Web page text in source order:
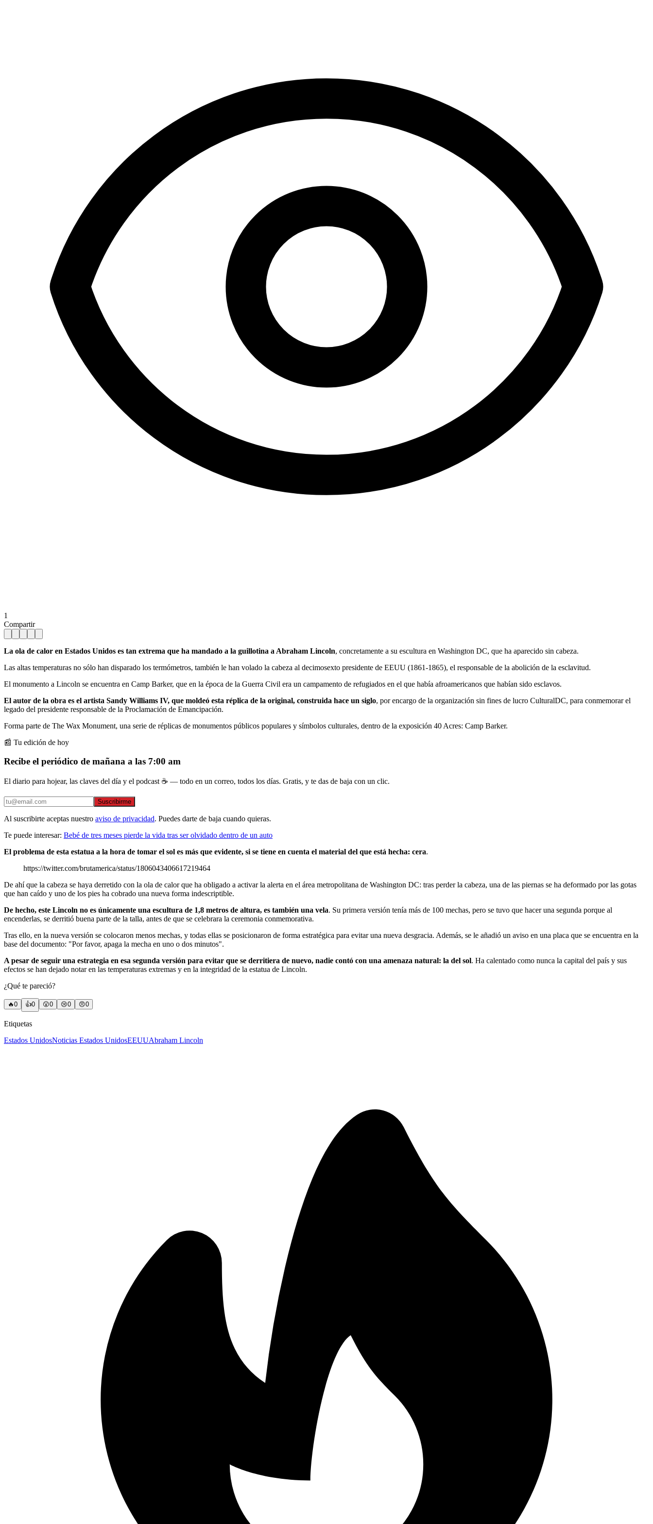
1
Compartir
La ola de calor en Estados Unidos es tan extrema que ha mandado a la guillotina a Abraham Lincoln, concretamente a su escultura en Washington DC, que ha aparecido sin cabeza.
Las altas temperaturas no sólo han disparado los termómetros, también le han volado la cabeza al decimosexto presidente de EEUU (1861-1865), el responsable de la abolición de la esclavitud.
El monumento a Lincoln se encuentra en Camp Barker, que en la época de la Guerra Civil era un campamento de refugiados en el que había afroamericanos que habían sido esclavos.
El autor de la obra es el artista Sandy Williams IV, que moldeó esta réplica de la original, construida hace un siglo, por encargo de la organización sin fines de lucro CulturalDC, para conmemorar el
legado del presidente responsable de la Proclamación de Emancipación.
Forma parte de The Wax Monument, una serie de réplicas de monumentos públicos populares y símbolos culturales, dentro de la exposición 40 Acres: Camp Barker.
📰 Tu edición de hoy
Recibe el periódico de mañana a las 7:00 am
El diario para hojear, las claves del día y el podcast ☕ — todo en un correo, todos los días. Gratis, y te das de baja con un clic.
Suscribirme
Al suscribirte aceptas nuestro aviso de privacidad. Puedes darte de baja cuando quieras.
Te puede interesar: Bebé de tres meses pierde la vida tras ser olvidado dentro de un auto
El problema de esta estatua a la hora de tomar el sol es más que evidente, si se tiene en cuenta el material del que está hecha: cera.
https://twitter.com/brutamerica/status/1806043406617219464
De ahí que la cabeza se haya derretido con la ola de calor que ha obligado a activar la alerta en el área metropolitana de Washington DC: tras perder la cabeza, una de las piernas se ha deformado por las gotas
que han caído y uno de los pies ha cobrado una nueva forma indescriptible.
De hecho, este Lincoln no es únicamente una escultura de 1,8 metros de altura, es también una vela. Su primera versión tenía más de 100 mechas, pero se tuvo que hacer una segunda porque al
encenderlas, se derritió buena parte de la talla, antes de que se celebrara la ceremonia conmemorativa.
Tras ello, en la nueva versión se colocaron menos mechas, y todas ellas se posicionaron de forma estratégica para evitar una nueva desgracia. Además, se le añadió un aviso en una placa que se encuentra en la
base del documento: "Por favor, apaga la mecha en uno o dos minutos".
A pesar de seguir una estrategia en esa segunda versión para evitar que se derritiera de nuevo, nadie contó con una amenaza natural: la del sol. Ha calentado como nunca la capital del país y sus
efectos se han dejado notar en las temperaturas extremas y en la integridad de la estatua de Lincoln.
¿Qué te pareció?
🔥0 👍0 😲0 😢0 😠0
Etiquetas
Estados UnidosNoticias Estados UnidosEEUUAbraham Lincoln